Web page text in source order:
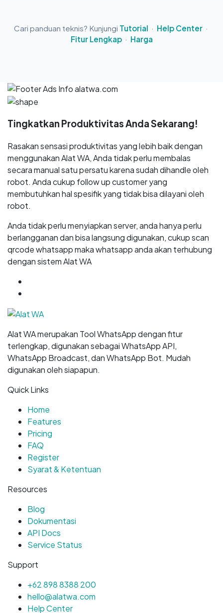
Cari panduan teknis? Kunjungi Tutorial · Help Center·
Fitur Lengkap· Harga
Tingkatkan Produktivitas Anda Sekarang!
Rasakan sensasi produktivitas yang lebih baik dengan
menggunakan Alat WA, Anda tidak perlu membalas
secara manual satu persatu karena sudah dihandle oleh
robot. Anda cukup follow up customer yang
membutuhkan hal spesifik yang tidak bisa dilayani oleh
robot.
Anda tidak perlu menyiapkan server, anda hanya perlu
berlangganan dan bisa langsung digunakan, cukup scan
qrcode whatsapp maka whatsapp anda akan terhubung
dengan sistem Alat WA
Alat WA merupakan Tool WhatsApp dengan fitur
terlengkap, digunakan sebagai WhatsApp API,
WhatsApp Broadcast, dan WhatsApp Bot. Mudah
digunakan oleh siapapun.
Quick Links
Home
Features
Pricing
FAQ
Register
Syarat & Ketentuan
Resources
Blog
Dokumentasi
API Docs
Service Status
Support
+62 898 8388 200
hello@alatwa.com
Help Center